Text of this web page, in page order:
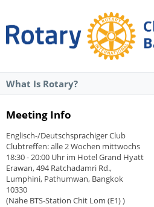
What Is Rotary?
Meeting Info
Englisch-/Deutschsprachiger Club
Clubtreffen: alle 2 Wochen mittwochs
18:30 - 20:00 Uhr im Hotel Grand Hyatt
Erawan, 494 Ratchadamri Rd.,
Lumphini, Pathumwan, Bangkok
10330
(Nähe BTS-Station Chit Lom (E1) )